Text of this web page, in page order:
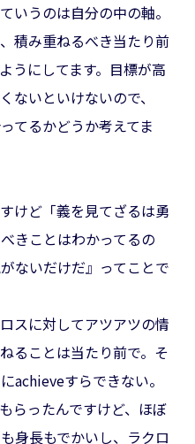
いうのは自分の中の軸。
積み重ねるべき当たり前
うにしてます。目標が高
ないといけないので、
てるかどうか考えてま
けど「義を見てざるは勇
きことはわかってるの
ないだけだ』ってことで
スに対してアツアツの情
ることは当たり前で。そ
achieveすらできない。
らったんですけど、ほぼ
身長もでかいし、ラクロ